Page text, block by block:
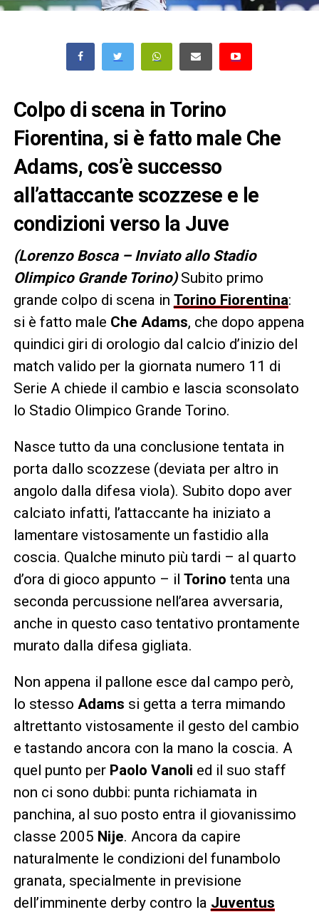
Colpo di scena in Torino
Fiorentina, si è fatto male Che
Adams, cos’è successo
all’attaccante scozzese e le
condizioni verso la Juve
(Lorenzo Bosca – Inviato allo Stadio
Olimpico Grande Torino)Subito primo
grande colpo di scena in Torino Fiorentina:
si è fatto male Che Adams, che dopo appena
quindici giri di orologio dal calcio d’inizio del
match valido per la giornata numero 11 di
Serie A chiede il cambio e lascia sconsolato
lo Stadio Olimpico Grande Torino.
Nasce tutto da una conclusione tentata in
porta dallo scozzese (deviata per altro in
angolo dalla difesa viola). Subito dopo aver
calciato infatti, l’attaccante ha iniziato a
lamentare vistosamente un fastidio alla
coscia. Qualche minuto più tardi – al quarto
d’ora di gioco appunto – il Torino tenta una
seconda percussione nell’area avversaria,
anche in questo caso tentativo prontamente
murato dalla difesa gigliata.
Non appena il pallone esce dal campo però,
lo stesso Adams si getta a terra mimando
altrettanto vistosamente il gesto del cambio
e tastando ancora con la mano la coscia. A
quel punto per Paolo Vanoli ed il suo staff
non ci sono dubbi: punta richiamata in
panchina, al suo posto entra il giovanissimo
classe 2005 Nije. Ancora da capire
naturalmente le condizioni del funambolo
granata, specialmente in previsione
dell’imminente derby contro la Juventus